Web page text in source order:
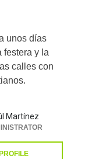
unos días
festera y la
calles con
Martínez
PROFILE